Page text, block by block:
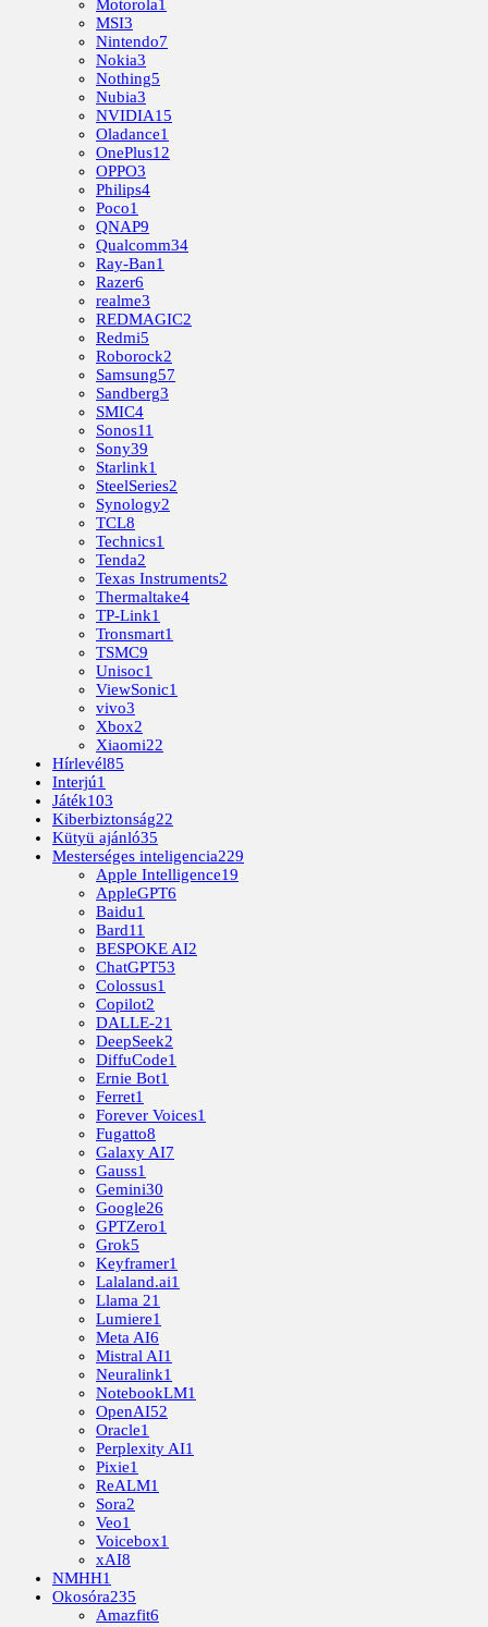
Motorola1
MSI3
Nintendo7
Nokia3
Nothing5
Nubia3
NVIDIA15
Oladance1
OnePlus12
OPPO3
Philips4
Poco1
QNAP9
Qualcomm34
Ray-Ban1
Razer6
realme3
REDMAGIC2
Redmi5
Roborock2
Samsung57
Sandberg3
SMIC4
Sonos11
Sony39
Starlink1
SteelSeries2
Synology2
TCL8
Technics1
Tenda2
Texas Instruments2
Thermaltake4
TP-Link1
Tronsmart1
TSMC9
Unisoc1
ViewSonic1
vivo3
Xbox2
Xiaomi22
Hírlevél85
Interjú1
Játék103
Kiberbiztonság22
Kütyü ajánló35
Mesterséges inteligencia229
Apple Intelligence19
AppleGPT6
Baidu1
Bard11
BESPOKE AI2
ChatGPT53
Colossus1
Copilot2
DALLE-21
DeepSeek2
DiffuCode1
Ernie Bot1
Ferret1
Forever Voices1
Fugatto8
Galaxy AI7
Gauss1
Gemini30
Google26
GPTZero1
Grok5
Keyframer1
Lalaland.ai1
Llama 21
Lumiere1
Meta AI6
Mistral AI1
Neuralink1
NotebookLM1
OpenAI52
Oracle1
Perplexity AI1
Pixie1
ReALM1
Sora2
Veo1
Voicebox1
xAI8
NMHH1
Okosóra235
Amazfit6